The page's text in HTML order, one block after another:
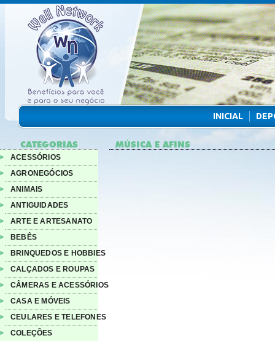
INICIAL
CATEGORIAS
ACESSÓRIOS
AGRONEGÓCIOS
ANIMAIS
ANTIGUIDADES
ARTE E ARTESANATO
BEBÊS
BRINQUEDOS E HOBBIES
CALÇADOS E ROUPAS
CÂMERAS E ACESSÓRIOS
CASA E MÓVEIS
CEULARES E TELEFONES
COLEÇÕES
MÚSICA E AFINS